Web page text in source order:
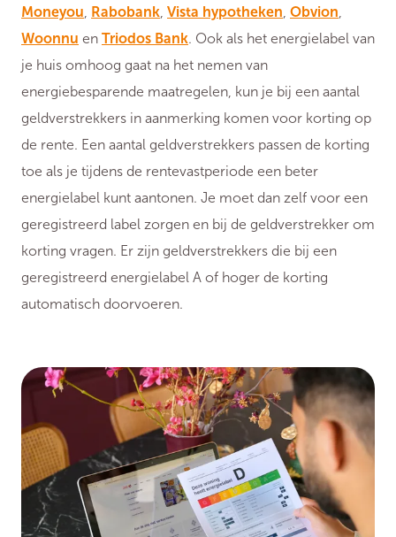
Moneyou, Rabobank, Vista hypotheken, Obvion,
Woonnu en Triodos Bank. Ook als het energielabel van
je huis omhoog gaat na het nemen van
energiebesparende maatregelen, kun je bij een aantal
geldverstrekkers in aanmerking komen voor korting op
de rente. Een aantal geldverstrekkers passen de korting
toe als je tijdens de rentevastperiode een beter
energielabel kunt aantonen. Je moet dan zelf voor een
geregistreerd label zorgen en bij de geldverstrekker om
korting vragen. Er zijn geldverstrekkers die bij een
geregistreerd energielabel A of hoger de korting
automatisch doorvoeren.